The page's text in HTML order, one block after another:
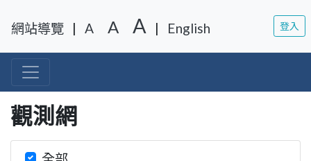
網站導覽 | A A A | English 登入
觀測網